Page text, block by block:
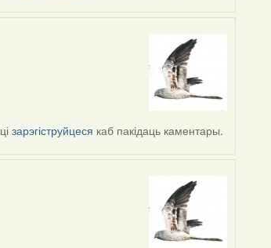
цізарэгіструйцеся каб пакідаць каментары.